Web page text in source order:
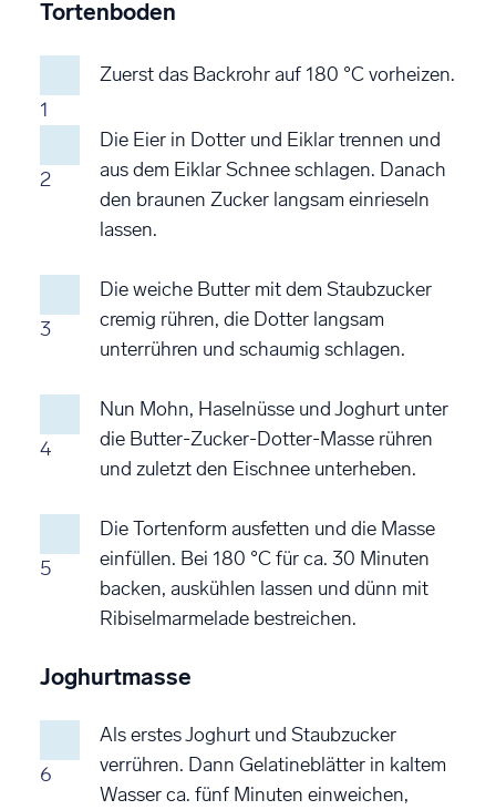
Tortenboden
1
Zuerst das Backrohr auf 180 °C vorheizen.
2
Die Eier in Dotter und Eiklar trennen und
aus dem Eiklar Schnee schlagen. Danach
den braunen Zucker langsam einrieseln
lassen.
3
Die weiche Butter mit dem Staubzucker
cremig rühren, die Dotter langsam
unterrühren und schaumig schlagen.
4
Nun Mohn, Haselnüsse und Joghurt unter
die Butter-Zucker-Dotter-Masse rühren
und zuletzt den Eischnee unterheben.
5
Die Tortenform ausfetten und die Masse
einfüllen. Bei 180 °C für ca. 30 Minuten
backen, auskühlen lassen und dünn mit
Ribiselmarmelade bestreichen.
Joghurtmasse
6
Als erstes Joghurt und Staubzucker
verrühren. Dann Gelatineblätter in kaltem
Wasser ca. fünf Minuten einweichen,